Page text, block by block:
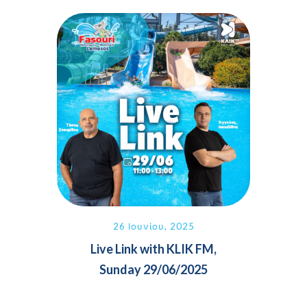
26 Ιουνίου, 2025
Live Link with KLIK FM,
Sunday 29/06/2025